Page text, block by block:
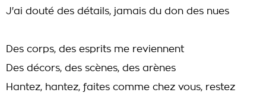
J'ai douté des détails, jamais du don des nues
Des corps, des esprits me reviennent
Des décors, des scènes, des arènes
Hantez, hantez, faites comme chez vous, restez